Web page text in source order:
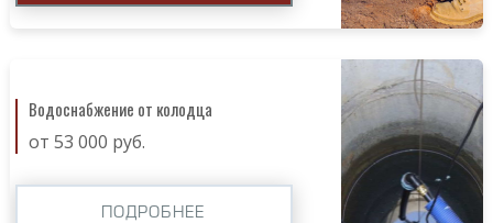
Водоснабжение от колодца
от 53 000 руб.
ПОДРОБНЕЕ